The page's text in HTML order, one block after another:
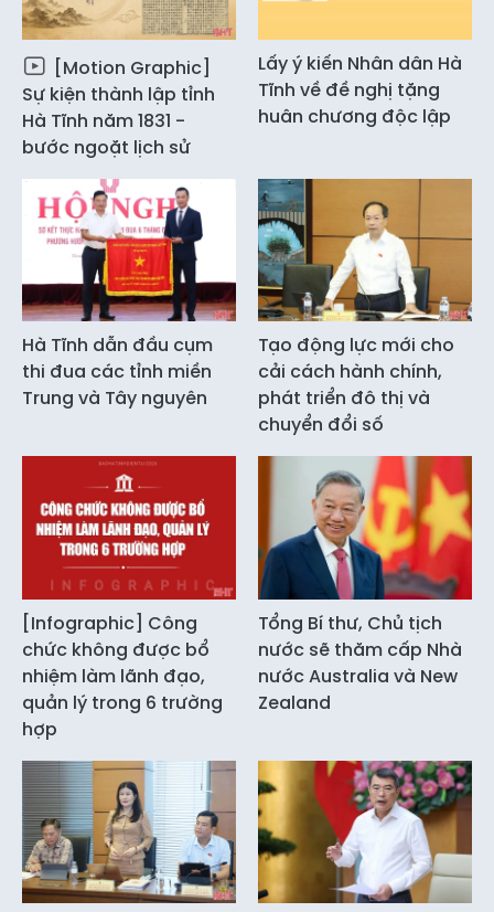
[Motion Graphic]
Sự kiện thành lập tỉnh
Hà Tĩnh năm 1831 -
bước ngoặt lịch sử
Lấy ý kiến Nhân dân Hà
Tĩnh về đề nghị tặng
huân chương độc lập
Hà Tĩnh dẫn đầu cụm
thi đua các tỉnh miền
Trung và Tây nguyên
Tạo động lực mới cho
cải cách hành chính,
phát triển đô thị và
chuyển đổi số
[Infographic] Công
chức không được bổ
nhiệm làm lãnh đạo,
quản lý trong 6 trường
hợp
Tổng Bí thư, Chủ tịch
nước sẽ thăm cấp Nhà
nước Australia và New
Zealand